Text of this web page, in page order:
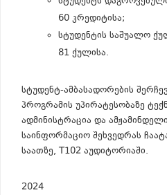
60 კრედიტისა;
სტუდენტის საშუალო
81 ქულისა.
სტუდენტ-ამბასადორების
პროგრამის უპირატესობაზე
ადმინისტრაცია და
საინფორმაციო შეხვედრას
საათზე, T102 აუდიტორიაში.
2024